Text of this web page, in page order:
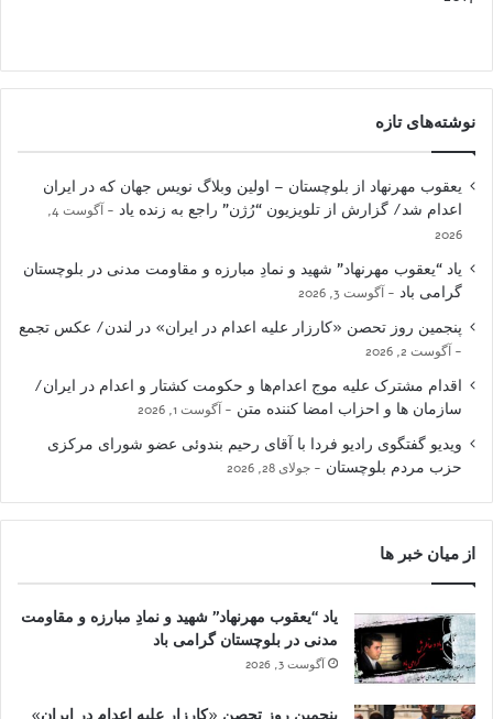
نوشته‌های تازه
یعقوب مهرنهاد از بلوچستان – اولین وبلاگ نویس جهان که در ایران
اعدام شد/ گزارش از تلویزیون “رُژن” راجع به زنده یاد
آگوست 4,
2026
یاد “یعقوب مهرنهاد” شهید و نمادِ مبارزه و مقاومت مدنی در بلوچستان
گرامی باد
آگوست 3, 2026
پنجمین روز تحصن «کارزار علیه اعدام در ایران» در لندن/ عکس تجمع
آگوست 2, 2026
اقدام مشترک علیه موج اعدام‌ها و حکومت کشتار و اعدام در ایران/
سازمان ها و احزاب امضا کننده متن
آگوست 1, 2026
ویدیو گفتگوی رادیو فردا با آقای رحیم بندوئی عضو شورای مرکزی
حزب مردم بلوچستان
جولای 28, 2026
از میان خبر ها
یاد “یعقوب مهرنهاد” شهید و نمادِ مبارزه و مقاومت
مدنی در بلوچستان گرامی باد
آگوست 3, 2026